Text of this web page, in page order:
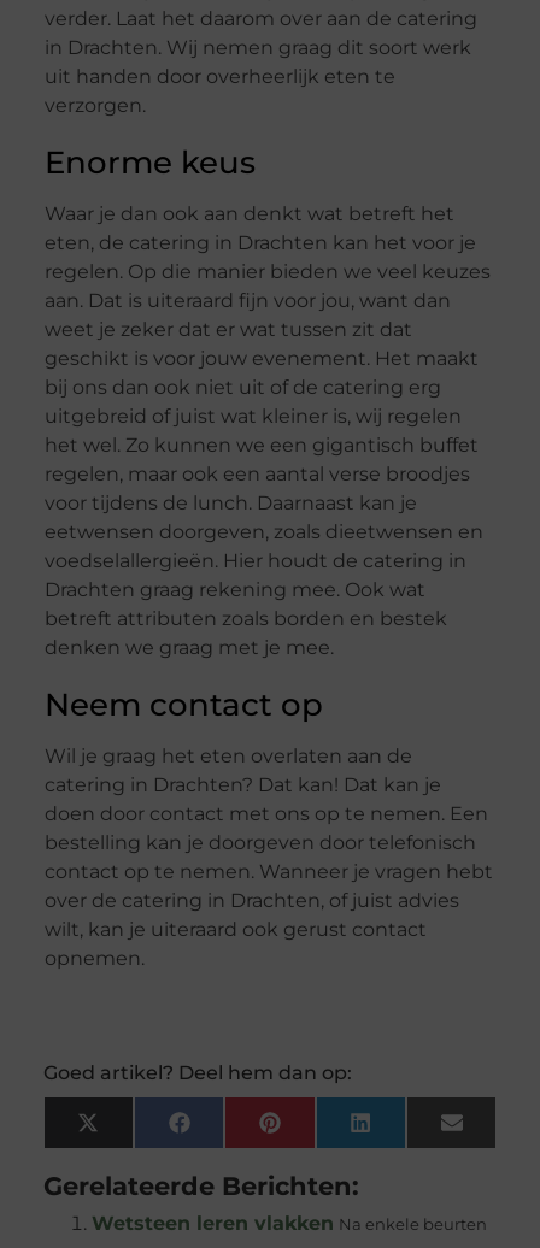
verder. Laat het daarom over aan de catering
in Drachten. Wij nemen graag dit soort werk
uit handen door overheerlijk eten te
verzorgen.
Enorme keus
Waar je dan ook aan denkt wat betreft het
eten, de catering in Drachten kan het voor je
regelen. Op die manier bieden we veel keuzes
aan. Dat is uiteraard fijn voor jou, want dan
weet je zeker dat er wat tussen zit dat
geschikt is voor jouw evenement. Het maakt
bij ons dan ook niet uit of de catering erg
uitgebreid of juist wat kleiner is, wij regelen
het wel. Zo kunnen we een gigantisch buffet
regelen, maar ook een aantal verse broodjes
voor tijdens de lunch. Daarnaast kan je
eetwensen doorgeven, zoals dieetwensen en
voedselallergieën. Hier houdt de catering in
Drachten graag rekening mee. Ook wat
betreft attributen zoals borden en bestek
denken we graag met je mee.
Neem contact op
Wil je graag het eten overlaten aan de
catering in Drachten? Dat kan! Dat kan je
doen door contact met ons op te nemen. Een
bestelling kan je doorgeven door telefonisch
contact op te nemen. Wanneer je vragen hebt
over de catering in Drachten, of juist advies
wilt, kan je uiteraard ook gerust contact
opnemen.
Goed artikel? Deel hem dan op:
X
(Twitter)
FacebookPinterestLinkedInEmail
Gerelateerde Berichten:
Wetsteen leren vlakken Na enkele beurten